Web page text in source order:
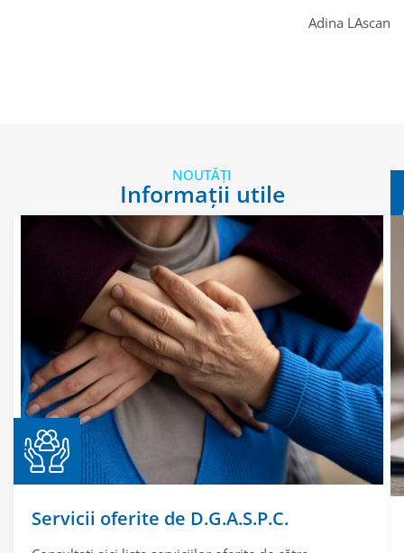
Adina LAscan
NOUTĂȚI
Informații utile
Servicii oferite de D.G.A.S.P.C.